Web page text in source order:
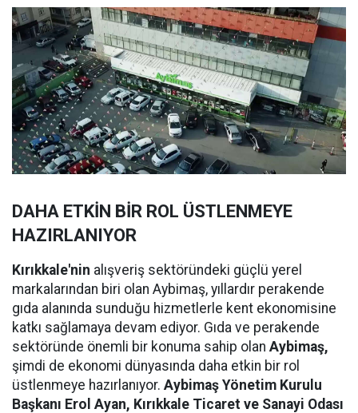
DAHA ETKİN BİR ROL ÜSTLENMEYE
HAZIRLANIYOR
Kırıkkale'nin alışveriş sektöründeki güçlü yerel
markalarından biri olan Aybimaş, yıllardır perakende
gıda alanında sunduğu hizmetlerle kent ekonomisine
katkı sağlamaya devam ediyor. Gıda ve perakende
sektöründe önemli bir konuma sahip olan Aybimaş,
şimdi de ekonomi dünyasında daha etkin bir rol
üstlenmeye hazırlanıyor. Aybimaş Yönetim Kurulu
Başkanı Erol Ayan, Kırıkkale Ticaret ve Sanayi Odası